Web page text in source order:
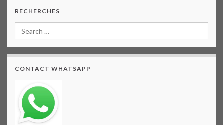
RECHERCHES
CONTACT WHATSAPP